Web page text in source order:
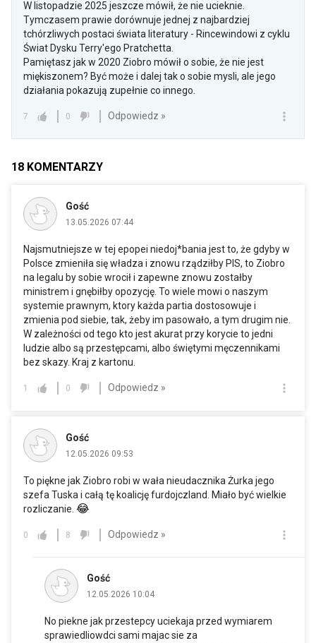
W listopadzie 2025 jeszcze mówił, że nie ucieknie.
Tymczasem prawie dorównuje jednej z najbardziej
tchórzliwych postaci świata literatury - Rincewindowi z cyklu
Świat Dysku Terry'ego Pratchetta.
Pamiętasz jak w 2020 Ziobro mówił o sobie, że nie jest
miękiszonem? Być może i dalej tak o sobie mysli, ale jego
działania pokazują zupełnie co innego.
7 0 Odpowiedz »
18 KOMENTARZY
Gość
13.05.2026 07:44
Najsmutniejsze w tej epopei niedoj*bania jest to, że gdyby w
Polsce zmieniła się władza i znowu rządziłby PIS, to Ziobro
na legalu by sobie wrocił i zapewne znowu zostałby
ministrem i gnębiłby opozycję. To wiele mowi o naszym
systemie prawnym, ktory każda partia dostosowuje i
zmienia pod siebie, tak, żeby im pasowało, a tym drugim nie.
W zależności od tego kto jest akurat przy korycie to jedni
ludzie albo są przestępcami, albo świętymi męczennikami
bez skazy. Kraj z kartonu.
1 0 Odpowiedz »
Gość
12.05.2026 09:53
To piękne jak Ziobro robi w wała nieudacznika Żurka jego
szefa Tuska i całą tę koalicję furdojczland. Miało być wielkie
rozliczanie. 😂
0 8 Odpowiedz »
Gość
12.05.2026 10:04
No piekne jak przestepcy uciekaja przed wymiarem
sprawiedliowdci sami majac sie za